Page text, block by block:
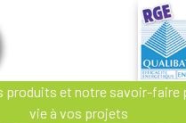
produits et notre savoir-faire
vie à vos projets